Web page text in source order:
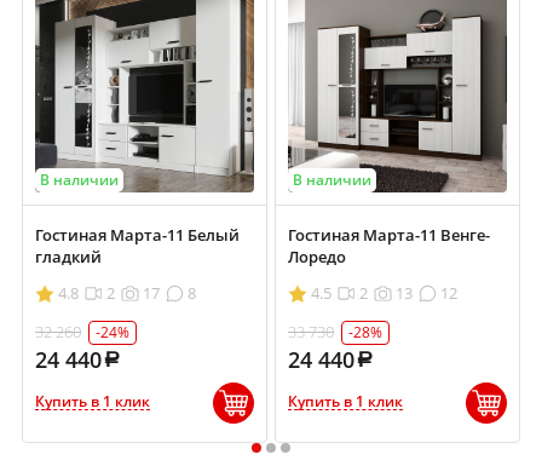
В наличии
Гостиная Марта-11 Белый
гладкий
4.8
2 17
8
32 260
-24%
24 440
Купить в 1 клик
В наличии
Гостиная Марта-11 Венге-
Лоредо
4.5
2 13
12
33 730
-28%
24 440
Купить в 1 клик
1 2 3